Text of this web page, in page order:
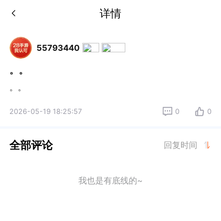
详情
55793440
。。
。。
2026-05-19 18:25:57 0 0
全部评论 回复时间
我也是有底线的~